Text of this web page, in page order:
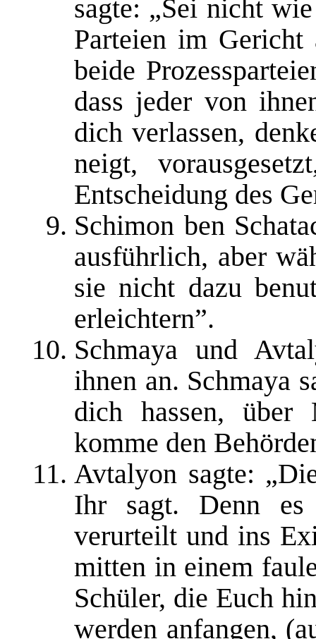
sagte: „Sei nicht
Parteien im Gericht
beide
dass jeder von
dich verlassen,
neigt,
Entscheidung des
Schimon ben
ausführlich, aber
sie nicht dazu
erleichtern”.
Schmaya und
ihnen an. Schmaya
dich hassen, über
komme den
Avtalyon sagte:
Ihr sagt. Denn es
verurteilt und ins
mitten in einem
Schüler, die Euch
werden anfangen,